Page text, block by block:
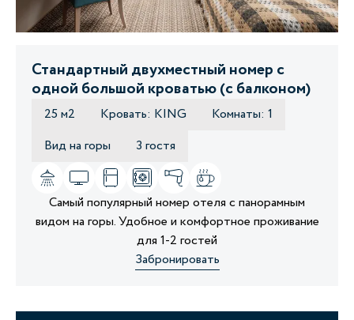
Стандартный двухместный номер с
одной большой кроватью (с балконом)
25 м2 Кровать: KING
Комнаты: 1
Вид на горы
3 гостя
Самый популярный номер отеля с панорамным
видом на горы. Удобное и комфортное проживание
для 1-2 гостей
Забронировать